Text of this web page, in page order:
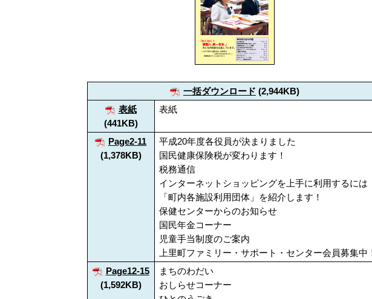
一括ダウンロード (2,944KB)
表紙
(441KB)
表紙
Page2-11
(1,378KB)
平成20年度各役員が決まりました
国民健康保険税が変わります！
税務通信
インターネットショッピングを上手に利用するには
「町内各施設利用団体」を紹介します！
保健センターからのお知らせ
国民年金コーナー
児童手当制度のご案内
上里町ファミリー・サポート・センター会員募集中
Page12-15
(1,592KB)
まちのわだい
おしらせコーナー